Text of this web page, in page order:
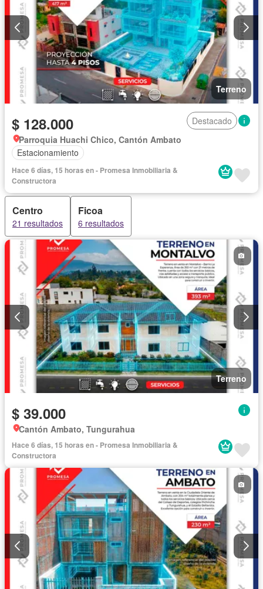
Terreno
$ 128.000
Destacado
Parroquia Huachi Chico, Cantón Ambato
Estacionamiento
Hace 6 días, 15 horas en - Promesa Inmobiliaria &
Constructora
Centro
21 resultados
Ficoa
6 resultados
Terreno
$ 39.000
Cantón Ambato, Tungurahua
Hace 6 días, 15 horas en - Promesa Inmobiliaria &
Constructora